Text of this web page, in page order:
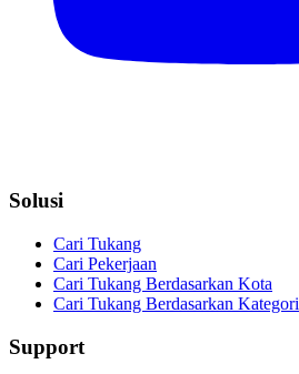
Solusi
Cari Tukang
Cari Pekerjaan
Cari Tukang Berdasarkan Kota
Cari Tukang Berdasarkan Kategori
Support